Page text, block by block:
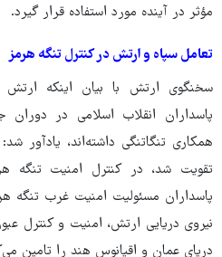
مؤثر در آینده مورد استفاده قرار گیرد.
تعامل سپاه و ارتش در کنترل تنگه هرمز
سخنگوی ارتش با بیان اینکه ارتش
پاسداران انقلاب اسلامی در دوران
همکاری تنگاتنگی داشته‌اند،
تقویت شد، در کنترل امنیت تنگه
پاسداران مسئولیت امنیت غرب تنگه
نیروی دریایی ارتش، امنیت و کنترل
دریای عمان و اقیانوس هند را تامین